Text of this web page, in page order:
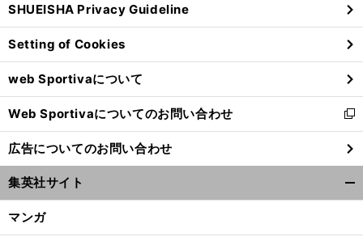
ィ
ン
ド
ウ
で
開
く
SHUEISHA Privacy Guideline
Setting of Cookies
web Sportivaについて
Web Sportivaについてのお問い合わせ
新
し
い
ウ
ィ
ン
ウ
広告についてのお問い合わせ
集英社サイト
マンガ